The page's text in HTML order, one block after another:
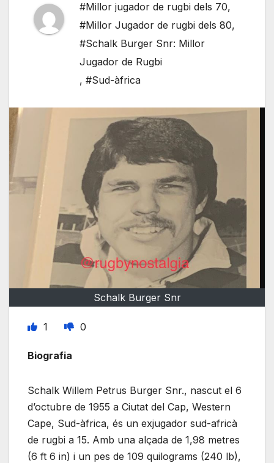
#Millor jugador de rugbi dels 70,
#Millor Jugador de rugbi dels 80,
#Schalk Burger Snr: Millor
Jugador de Rugbi
, #Sud-àfrica
Schalk Burger Snr
1 0
Biografia
Schalk Willem Petrus Burger Snr., nascut el 6
d’octubre de 1955 a Ciutat del Cap, Western
Cape, Sud-àfrica, és un exjugador sud-africà
de rugbi a 15. Amb una alçada de 1,98 metres
(6 ft 6 in) i un pes de 109 quilograms (240 lb),